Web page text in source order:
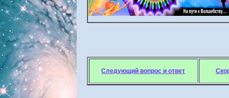
Следующий вопрос и ответ